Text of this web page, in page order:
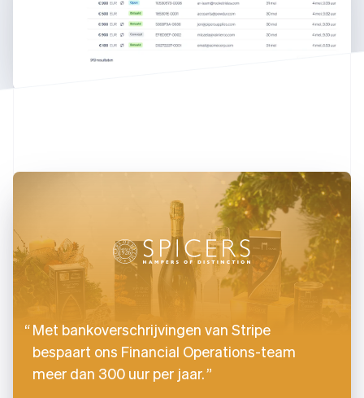
Met bankoverschrijvingen van Stripe
bespaart ons Financial Operations-team
meer dan 300 uur per jaar.
Svenska
Frankrijk
Hongarije
Ierland
English
India
English
Italië
Japan
日本語English
Kroatië
EnglishItaliano